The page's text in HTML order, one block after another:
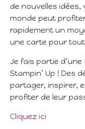
de nouvelles
monde peut
rapidement un
une carte pour
Je fais partie
Stampin’ Up ! Des
partager, inspirer,
profiter de leur
Cliquez ici